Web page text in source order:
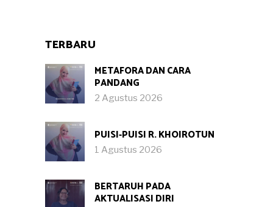
TERBARU
METAFORA DAN CARA
PANDANG
2 Agustus 2026
PUISI-PUISI R. KHOIROTUN
1 Agustus 2026
BERTARUH PADA
AKTUALISASI DIRI